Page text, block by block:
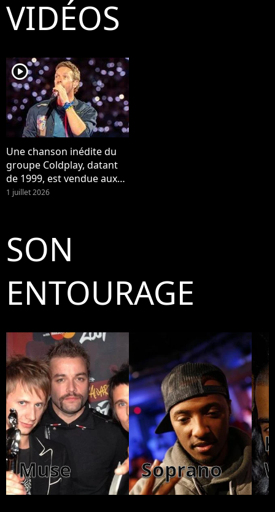
VIDÉOS
player2
Une chanson inédite du
groupe Coldplay, datant
de 1999, est vendue aux
enchères !
1 juillet 2026
SON
ENTOURAGE
Muse Soprano